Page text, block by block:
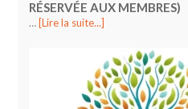
RÉSERVÉE AUX MEMBRES)
… [Lire la suite...]